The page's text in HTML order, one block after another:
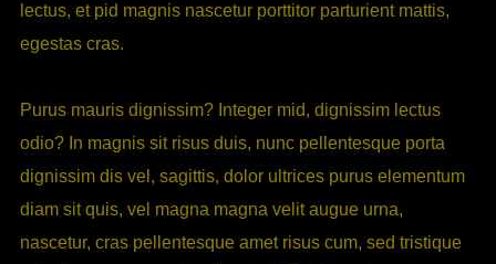
lectus, et pid magnis nascetur porttitor parturient mattis,
egestas cras.
Purus mauris dignissim? Integer mid, dignissim lectus
odio? In magnis sit risus duis, nunc pellentesque porta
dignissim dis vel, sagittis, dolor ultrices purus elementum
diam sit quis, vel magna magna velit augue urna,
nascetur, cras pellentesque amet risus cum, sed tristique